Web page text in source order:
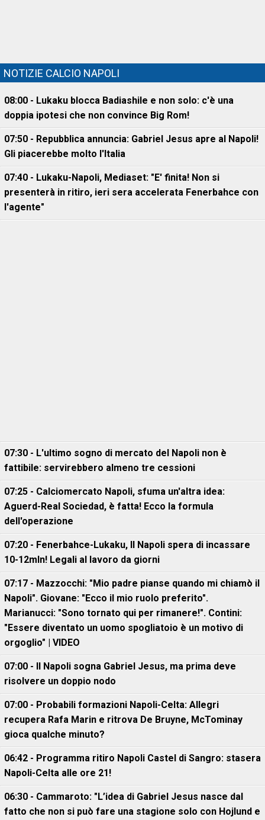
NOTIZIE CALCIO NAPOLI
08:00 - Lukaku blocca Badiashile e non solo: c'è una
doppia ipotesi che non convince Big Rom!
07:50 - Repubblica annuncia: Gabriel Jesus apre al Napoli!
Gli piacerebbe molto l'Italia
07:40 - Lukaku-Napoli, Mediaset: "E' finita! Non si
presenterà in ritiro, ieri sera accelerata Fenerbahce con
l'agente"
07:30 - L'ultimo sogno di mercato del Napoli non è
fattibile: servirebbero almeno tre cessioni
07:25 - Calciomercato Napoli, sfuma un'altra idea:
Aguerd-Real Sociedad, è fatta! Ecco la formula
dell'operazione
07:20 - Fenerbahce-Lukaku, ll Napoli spera di incassare
10-12mln! Legali al lavoro da giorni
07:17 - Mazzocchi: "Mio padre pianse quando mi chiamò il
Napoli". Giovane: "Ecco il mio ruolo preferito".
Marianucci: "Sono tornato qui per rimanere!". Contini:
"Essere diventato un uomo spogliatoio è un motivo di
orgoglio" | VIDEO
07:00 - Il Napoli sogna Gabriel Jesus, ma prima deve
risolvere un doppio nodo
07:00 - Probabili formazioni Napoli-Celta: Allegri
recupera Rafa Marin e ritrova De Bruyne, McTominay
gioca qualche minuto?
06:42 - Programma ritiro Napoli Castel di Sangro: stasera
Napoli-Celta alle ore 21!
06:30 - Cammaroto: "L’idea di Gabriel Jesus nasce dal
fatto che non si può fare una stagione solo con Hojlund e